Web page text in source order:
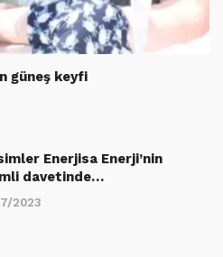
güneş keyfi
Enerjisa Enerji’nin
davetinde…
2023